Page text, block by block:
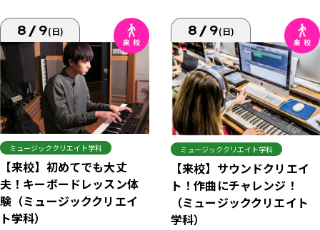
8/9(日)
ミュージッククリエイト学科
【来校】初めてでも大丈
夫！キーボードレッスン体
験（ミュージッククリエイ
ト学科）
8/9(日)
ミュージッククリエイト学科
【来校】サウンドクリエイ
ト！作曲にチャレンジ！
（ミュージッククリエイト
学科）